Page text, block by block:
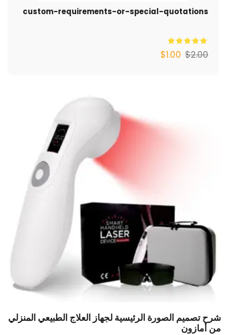
custom-requirements-or-special-quotations
$2.00
$1.00
شرح تصميم الصورة الرئيسية لجهاز العلاج الطبيعي المنزلي
من أمازون